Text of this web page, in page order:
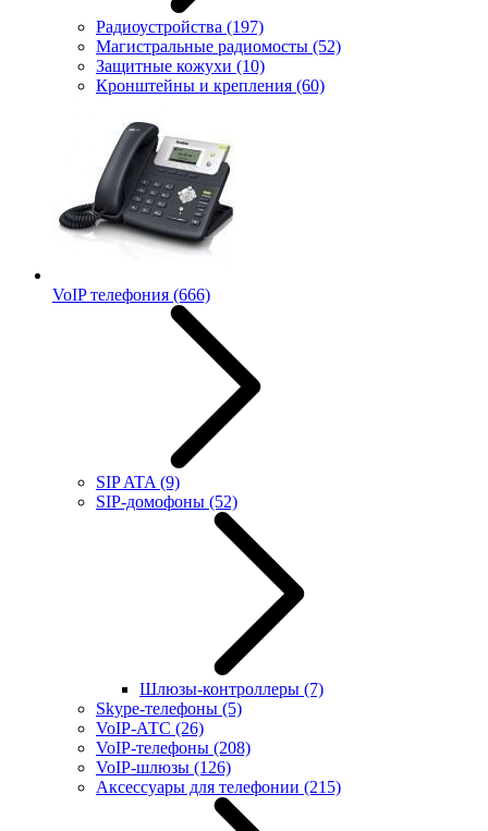
Радиоустройства (197)
Магистральные радиомосты (52)
Защитные кожухи (10)
Кронштейны и крепления (60)
VoIP телефония (666)
SIP ATA (9)
SIP-домофоны (52)
Шлюзы-контроллеры (7)
Skype-телефоны (5)
VoIP-АТС (26)
VoIP-телефоны (208)
VoIP-шлюзы (126)
Аксессуары для телефонии (215)